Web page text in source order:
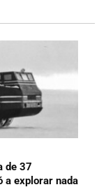
de 37
a explorar nada